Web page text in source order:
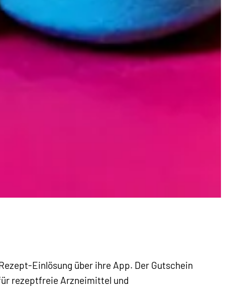
Einlösung über ihre App. Der Gutschein
rezeptfreie Arzneimittel und